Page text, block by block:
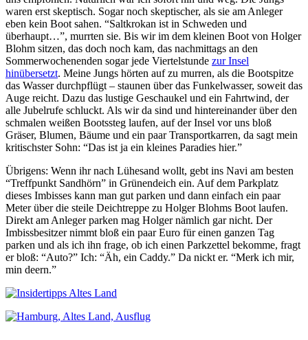
waren erst skeptisch. Sogar noch skeptischer, als sie am Anleger
eben kein Boot sahen. “Saltkrokan ist in Schweden und
überhaupt…”, murrten sie. Bis wir im dem kleinen Boot von Holger
Blohm sitzen, das doch noch kam, das nachmittags an den
Sommerwochenenden sogar jede Viertelstunde zur Insel
hinübersetzt. Meine Jungs hörten auf zu murren, als die Bootspitze
das Wasser durchpflügt – staunen über das Funkelwasser, soweit das
Auge reicht. Dazu das lustige Geschaukel und ein Fahrtwind, der
alle Jubelrufe schluckt. Als wir da sind und hintereinander über den
schmalen weißen Bootssteg laufen, auf der Insel vor uns bloß
Gräser, Blumen, Bäume und ein paar Transportkarren, da sagt mein
kritischster Sohn: “Das ist ja ein kleines Paradies hier.”
Übrigens: Wenn ihr nach Lühesand wollt, gebt ins Navi am besten
“Treffpunkt Sandhörn” in Grünendeich ein. Auf dem Parkplatz
dieses Imbisses kann man gut parken und dann einfach ein paar
Meter über die steile Deichtreppe zu Holger Blohms Boot laufen.
Direkt am Anleger parken mag Holger nämlich gar nicht. Der
Imbissbesitzer nimmt bloß ein paar Euro für einen ganzen Tag
parken und als ich ihn frage, ob ich einen Parkzettel bekomme, fragt
er bloß: “Auto?” Ich: “Äh, ein Caddy.” Da nickt er. “Merk ich mir,
min deern.”